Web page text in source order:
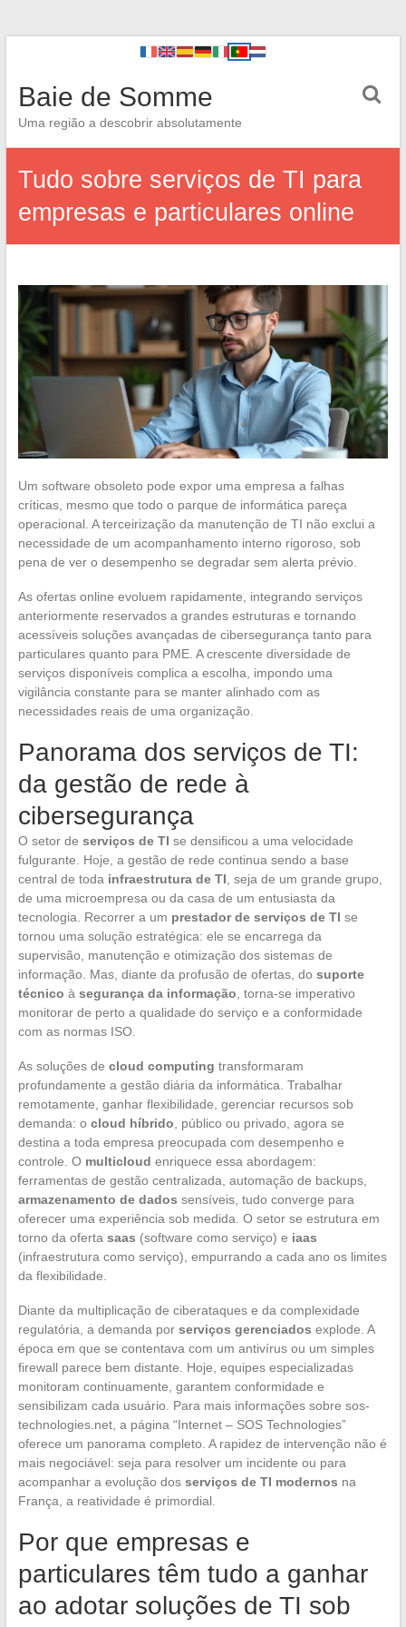
Baie de Somme
Uma região a descobrir absolutamente
Tudo sobre serviços de TI para
empresas e particulares online
Um software obsoleto pode expor uma empresa a falhas
críticas, mesmo que todo o parque de informática pareça
operacional. A terceirização da manutenção de TI não exclui a
necessidade de um acompanhamento interno rigoroso, sob
pena de ver o desempenho se degradar sem alerta prévio.
As ofertas online evoluem rapidamente, integrando serviços
anteriormente reservados a grandes estruturas e tornando
acessíveis soluções avançadas de cibersegurança tanto para
particulares quanto para PME. A crescente diversidade de
serviços disponíveis complica a escolha, impondo uma
vigilância constante para se manter alinhado com as
necessidades reais de uma organização.
Panorama dos serviços de TI:
da gestão de rede à
cibersegurança
O setor de serviços de TI se densificou a uma velocidade
fulgurante. Hoje, a gestão de rede continua sendo a base
central de toda infraestrutura de TI , seja de um grande grupo,
de uma microempresa ou da casa de um entusiasta da
tecnologia. Recorrer a um prestador de serviços de TI se
tornou uma solução estratégica: ele se encarrega da
supervisão, manutenção e otimização dos sistemas de
informação. Mas, diante da profusão de ofertas, do suporte
técnico à segurança da informação , torna-se imperativo
monitorar de perto a qualidade do serviço e a conformidade
com as normas ISO.
As soluções de cloud computing transformaram
profundamente a gestão diária da informática. Trabalhar
remotamente, ganhar flexibilidade, gerenciar recursos sob
demanda: o cloud híbrido , público ou privado, agora se
destina a toda empresa preocupada com desempenho e
controle. O multicloud enriquece essa abordagem:
ferramentas de gestão centralizada, automação de backups,
armazenamento de dados sensíveis, tudo converge para
oferecer uma experiência sob medida. O setor se estrutura em
torno da oferta saas (software como serviço) e iaas
(infraestrutura como serviço), empurrando a cada ano os limites
da flexibilidade.
Diante da multiplicação de ciberataques e da complexidade
regulatória, a demanda por serviços gerenciados explode. A
época em que se contentava com um antivírus ou um simples
firewall parece bem distante. Hoje, equipes especializadas
monitoram continuamente, garantem conformidade e
sensibilizam cada usuário. Para mais informações sobre sos-
technologies.net, a página “Internet – SOS Technologies”
oferece um panorama completo. A rapidez de intervenção não é
mais negociável: seja para resolver um incidente ou para
acompanhar a evolução dos serviços de TI modernos na
França, a reatividade é primordial.
Por que empresas e
particulares têm tudo a ganhar
ao adotar soluções de TI sob